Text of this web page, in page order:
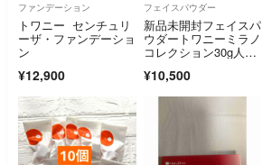
ファンデーション
トワニー センチュリ
ーザ・ファンデーショ
ン
¥12,900
フェイスパウダー
新品未開封フェイスパ
ウダートワニーミラノ
コレクション30g人気
¥10,500